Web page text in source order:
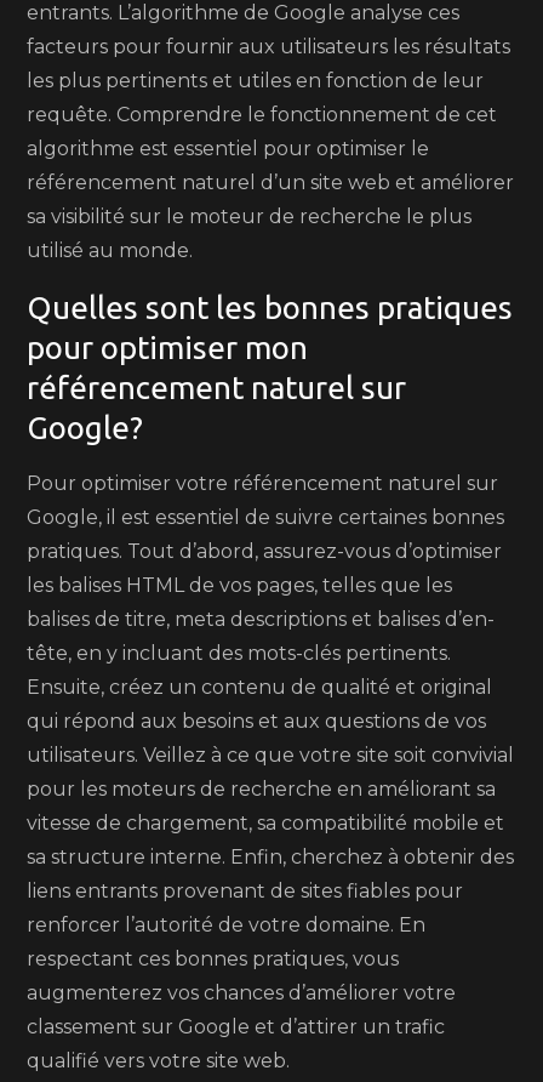
entrants. L’algorithme de Google analyse ces
facteurs pour fournir aux utilisateurs les résultats
les plus pertinents et utiles en fonction de leur
requête. Comprendre le fonctionnement de cet
algorithme est essentiel pour optimiser le
référencement naturel d’un site web et améliorer
sa visibilité sur le moteur de recherche le plus
utilisé au monde.
Quelles sont les bonnes pratiques
pour optimiser mon
référencement naturel sur
Google?
Pour optimiser votre référencement naturel sur
Google, il est essentiel de suivre certaines bonnes
pratiques. Tout d’abord, assurez-vous d’optimiser
les balises HTML de vos pages, telles que les
balises de titre, meta descriptions et balises d’en-
tête, en y incluant des mots-clés pertinents.
Ensuite, créez un contenu de qualité et original
qui répond aux besoins et aux questions de vos
utilisateurs. Veillez à ce que votre site soit convivial
pour les moteurs de recherche en améliorant sa
vitesse de chargement, sa compatibilité mobile et
sa structure interne. Enfin, cherchez à obtenir des
liens entrants provenant de sites fiables pour
renforcer l’autorité de votre domaine. En
respectant ces bonnes pratiques, vous
augmenterez vos chances d’améliorer votre
classement sur Google et d’attirer un trafic
qualifié vers votre site web.